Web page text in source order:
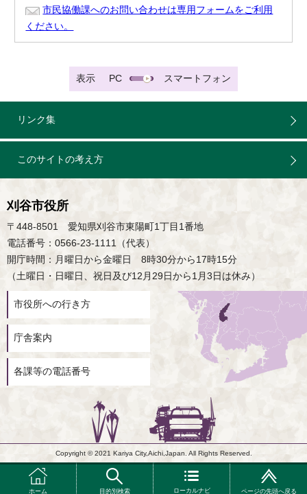
市民協働課へのお問い合わせは専用フォームをご利用
ください。
表示 PC スマートフォン
ホーム 目的別検索 ローカルナビ ページの先頭へ戻る
リンク集
このサイトの考え方
刈谷市役所
〒448-8501 愛知県刈谷市東陽町1丁目1番地
電話番号：0566-23-1111（代表）
開庁時間：月曜日から金曜日 8時30分から17時15分
（土曜日・日曜日、祝日及び12月29日から1月3日は休み）
市役所への行き方
庁舎案内
各課等の電話番号
Copyright © 2021 Kariya City,Aichi,Japan. All Rights Reserved.